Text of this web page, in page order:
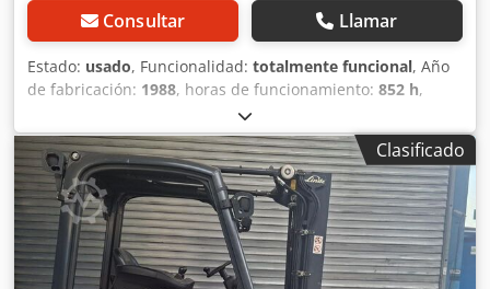
Consultar Llamar
Estado: usado, Funcionalidad: totalmente funcional, Año
de fabricación: 1988, horas de funcionamiento: 852 h,
1.200 kg, altura de elevación:
mm, ascensor libre:150 mm, tipo de combustible:
eléctrico, tipo de mástil:Simplex, altura de construcción:
2.000 mm
, tipo de accionamiento:Elektro, Carretilla
elevadora eléctrica de 4 ruedas Centro de carga: 500 mm
Clase ISO: Clase ISO 2 = 1.000 - 2.500 kg Tipo de mástil:
Estándar Estado: Lista para usar y completamente
funcional Estado técnico: Bueno Dedpfx Abszbdz Hs Iswa
Clasificado